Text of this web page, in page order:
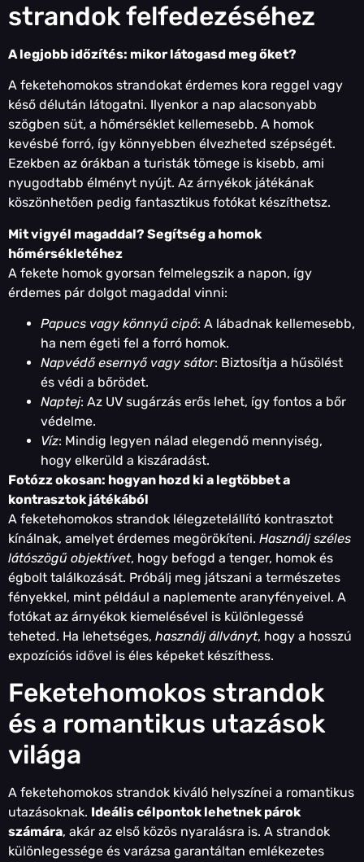
strandok felfedezéséhez
A legjobb időzítés: mikor látogasd meg őket?
A feketehomokos strandokat érdemes kora reggel vagy
késő délután látogatni. Ilyenkor a nap alacsonyabb
szögben süt, a hőmérséklet kellemesebb. A homok
kevésbé forró, így könnyebben élvezheted szépségét.
Ezekben az órákban a turisták tömege is kisebb, ami
nyugodtabb élményt nyújt. Az árnyékok játékának
köszönhetően pedig fantasztikus fotókat készíthetsz.
Mit vigyél magaddal? Segítség a homok
hőmérsékletéhez
A fekete homok gyorsan felmelegszik a napon, így
érdemes pár dolgot magaddal vinni:
Papucs vagy könnyű cipő: A lábadnak kellemesebb,
ha nem égeti fel a forró homok.
Napvédő esernyő vagy sátor: Biztosítja a hűsölést
és védi a bőrödet.
Naptej: Az UV sugárzás erős lehet, így fontos a bőr
védelme.
Víz: Mindig legyen nálad elegendő mennyiség,
hogy elkerüld a kiszáradást.
Fotózz okosan: hogyan hozd ki a legtöbbet a
kontrasztok játékából
A feketehomokos strandok lélegzetelállító kontrasztot
kínálnak, amelyet érdemes megörökíteni. Használj széles
látószögű objektívet, hogy befogd a tenger, homok és
égbolt találkozását. Próbálj meg játszani a természetes
fényekkel, mint például a naplemente aranyfényeivel. A
fotókat az árnyékok kiemelésével is különlegessé
teheted. Ha lehetséges, használj állványt, hogy a hosszú
expozíciós idővel is éles képeket készíthess.
Feketehomokos strandok
és a romantikus utazások
világa
A feketehomokos strandok kiváló helyszínei a romantikus
utazásoknak. Ideális célpontok lehetnek párok
számára, akár az első közös nyaralásra is. A strandok
különlegessége és varázsa garantáltan emlékezetes